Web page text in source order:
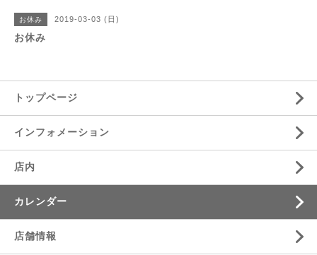
お休み 2019-03-03 (日)
お休み
トップページ
インフォメーション
店内
カレンダー
店舗情報